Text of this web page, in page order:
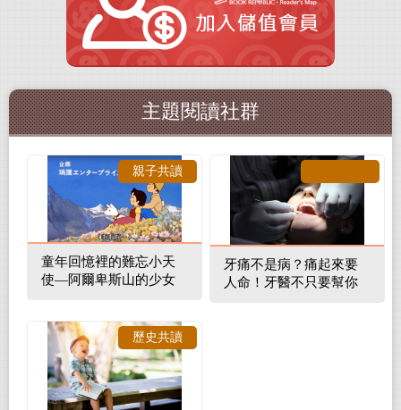
主題閱讀社群
童年回憶裡的難忘小天
使—阿爾卑斯山的少女
親子共讀
牙痛不是病？痛起來要
人命！牙醫不只要幫你
歷史共讀